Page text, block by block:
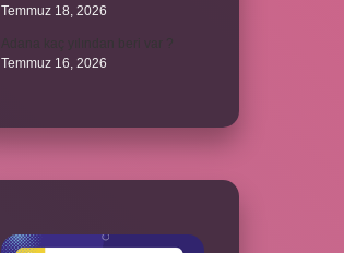
Temmuz 18, 2026
Temmuz 16, 2026